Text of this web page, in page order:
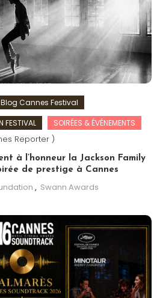
Blog Cannes Festival
FESTIVAL SOIRÉES & ÉVÉNEMENTS
Reporter )
à l’honneur la Jackson Family
de prestige à Cannes
, Swann Awards